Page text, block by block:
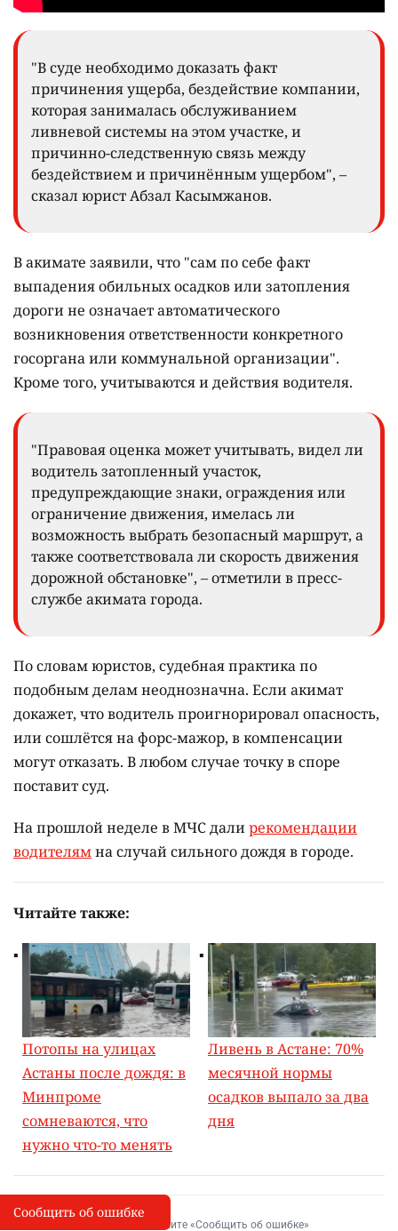
"В суде необходимо доказать факт
причинения ущерба, бездействие компании,
которая занималась обслуживанием
ливневой системы на этом участке, и
причинно-следственную связь между
бездействием и причинённым ущербом", –
сказал юрист Абзал Касымжанов.
В акимате заявили, что "сам по себе факт
выпадения обильных осадков или затопления
дороги не означает автоматического
возникновения ответственности конкретного
госоргана или коммунальной организации".
Кроме того, учитываются и действия водителя.
"Правовая оценка может учитывать, видел ли
водитель затопленный участок,
предупреждающие знаки, ограждения или
ограничение движения, имелась ли
возможность выбрать безопасный маршрут, а
также соответствовала ли скорость движения
дорожной обстановке", – отметили в пресс-
службе акимата города.
По словам юристов, судебная практика по
подобным делам неоднозначна. Если акимат
докажет, что водитель проигнорировал опасность,
или сошлётся на форс-мажор, в компенсации
могут отказать. В любом случае точку в споре
поставит суд.
На прошлой неделе в МЧС далирекомендации
водителямна случай сильного дождя в городе.
Читайте также:
Потопы на улицах
Астаны после дождя: в
Минпроме
сомневаются, что
нужно что-то менять
Ливень в Астане: 70%
месячной нормы
осадков выпало за два
дня
I
Сообщить об опечатке
Выделите фрагмент и нажмите «Сообщить об ошибке»
Сообщить об ошибке